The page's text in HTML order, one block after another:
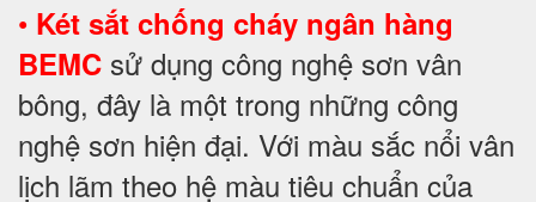
• Két sắt chống cháy ngân hàng
BEMC sử dụng công nghệ sơn vân
bông, đây là một trong những công
nghệ sơn hiện đại. Với màu sắc nổi vân
lịch lãm theo hệ màu tiêu chuẩn của